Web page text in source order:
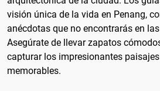
visión única de la vida en Penang,
anécdotas que no encontrarás en
Asegúrate de llevar zapatos
capturar los impresionantes
memorables.